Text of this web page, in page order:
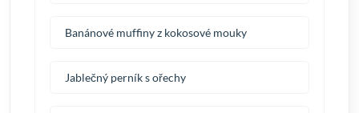
Banánové muffiny z kokosové mouky
Jablečný perník s ořechy